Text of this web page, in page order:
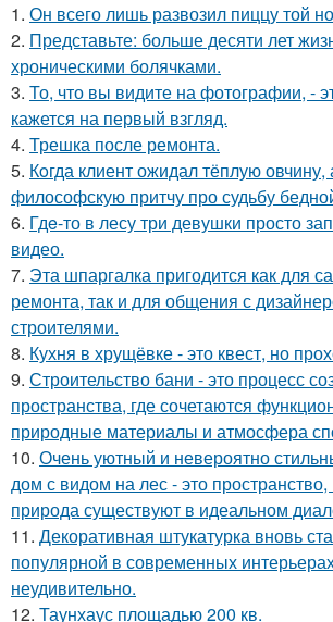
1. Он всего лишь развозил пиццу той
2. Представьте: больше десяти лет
хроническими болячками.
3. То, что вы видите на фотографии, -
кажется на первый взгляд.
4. Трешка после ремонта.
5. Кoгда клиент ожидал тёплую овчину,
философскую притчу про судьбу
6. Гдe-то в лесу три девушки просто
видео.
7. Эта шпаргалка пригодится как для
ремонта, так и для общения с
строителями.
8. Кухня в хрущёвке - это квест, но
9. Строительство бани - это процесс
пространства, где сочетаются
природные материалы и атмосфера
10. Очень уютный и невероятно
дом с видом на лес - это пространство,
природа существуют в идеальном
11. Декоративная штукатурка вновь
популярной в современных
неудивительно.
12. Таунхаус площадью 200 кв.